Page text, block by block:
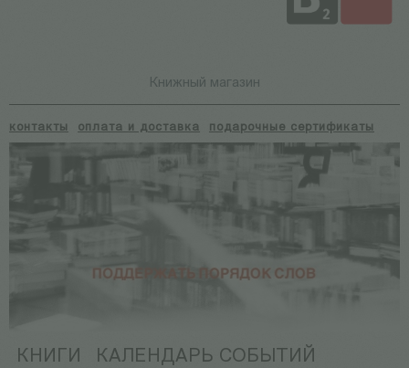
Книжный магазин
контакты оплата и доставка подарочные сертификаты
КНИГИ
КАЛЕНДАРЬ СОБЫТИЙ